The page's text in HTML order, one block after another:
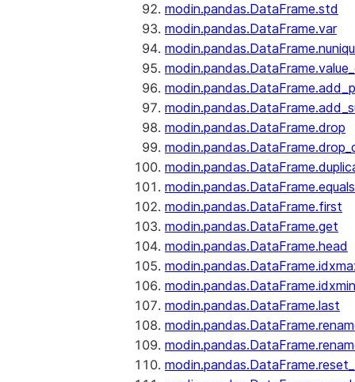
modin.pandas.DataFrame.std
modin.pandas.DataFrame.var
modin.pandas.DataFrame.drop
modin.pandas.DataFrame.equals
modin.pandas.DataFrame.first
modin.pandas.DataFrame.get
modin.pandas.DataFrame.head
modin.pandas.DataFrame.idxmin
modin.pandas.DataFrame.last